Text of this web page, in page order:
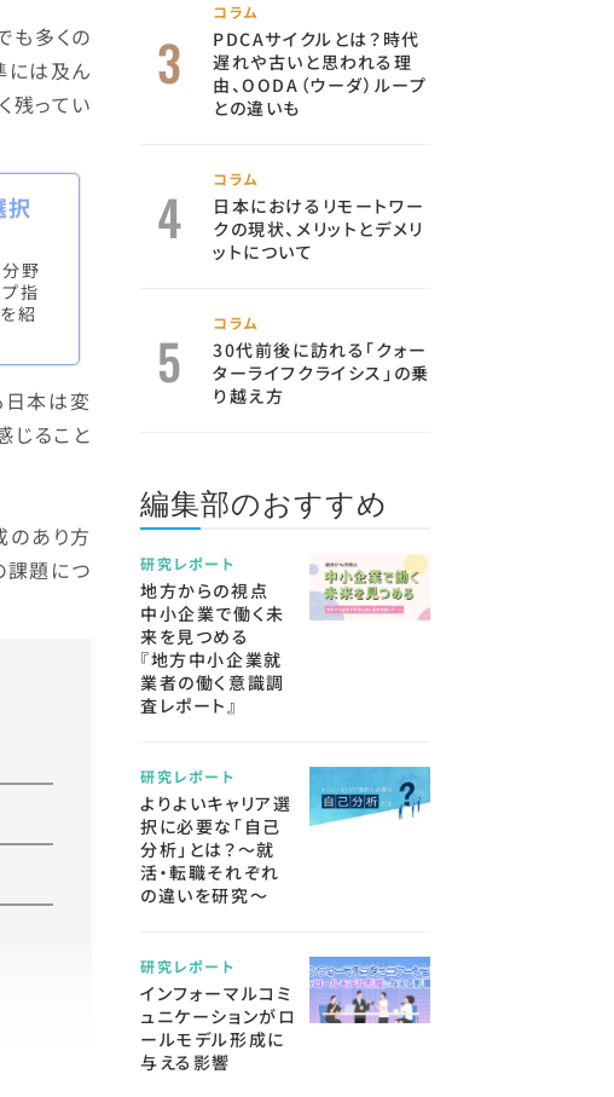
も多くの
には及ん
残ってい
択
野
指
紹
日本は変
じること
のあり方
課題につ
コラム
PDCAサイクルとは？時代
遅れや古いと思われる理
由、OODA（ウーダ）ループ
との違いも
コラム
日本におけるリモートワー
クの現状、メリットとデメリ
ットについて
コラム
30代前後に訪れる「クォー
ターライフクライシス」の乗
り越え方
編集部のおすすめ
研究レポート
地方からの視点
中小企業で働く未
来を見つめる
『地方中小企業就
業者の働く意識調
査レポート』
研究レポート
よりよいキャリア選
択に必要な「自己
分析」とは？～就
活・転職それぞれ
の違いを研究～
研究レポート
インフォーマルコミ
ュニケーションがロ
ールモデル形成に
与える影響